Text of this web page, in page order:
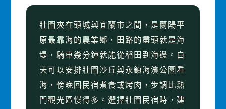
壯圍夾在頭城與宜蘭市之間，是蘭陽平
原最靠海的農業鄉，田路的盡頭就是海
堤，騎車幾分鐘就能從稻田到海邊。白
天可以安排壯圍沙丘與永鎮海濱公園看
海，傍晚回民宿煮食或烤肉，步調比熱
門觀光區慢得多。選擇壯圍民宿時，建